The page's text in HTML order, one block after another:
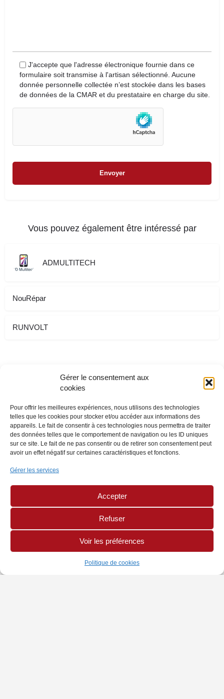
Gérer le consentement aux
cookies
Pour offrir les meilleures expériences, nous utilisons des technologies
telles que les cookies pour stocker et/ou accéder aux informations des
appareils. Le fait de consentir à ces technologies nous permettra de traiter
des données telles que le comportement de navigation ou les ID uniques
sur ce site. Le fait de ne pas consentir ou de retirer son consentement peut
avoir un effet négatif sur certaines caractéristiques et fonctions.
Gérer les services
Accepter
Refuser
Voir les préférences
Politique de cookies
J'accepte que l'adresse électronique fournie dans ce
formulaire soit transmise à l'artisan sélectionné. Aucune
donnée personnelle collectée n’est stockée dans les bases
de données de la CMAR et du prestataire en charge du site.
Vous pouvez également être intéressé par
ADMULTITECH
NouRépar
RUNVOLT